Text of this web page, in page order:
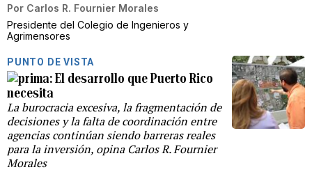
Por Carlos R. Fournier Morales
Presidente del Colegio de Ingenieros y
Agrimensores
PUNTO DE VISTA
El desarrollo que Puerto Rico
necesita
La burocracia excesiva, la fragmentación de
decisiones y la falta de coordinación entre
agencias continúan siendo barreras reales
para la inversión, opina Carlos R. Fournier
Morales